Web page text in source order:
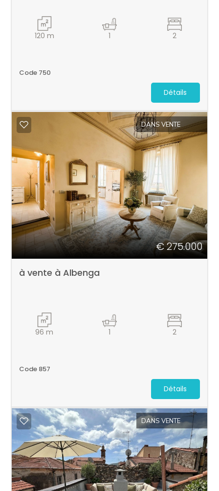
120 m 1 2
Code 750
Détails
DANS VENTE
€ 275.000
à vente à Albenga
96 m 1 2
Code 857
Détails
DANS VENTE